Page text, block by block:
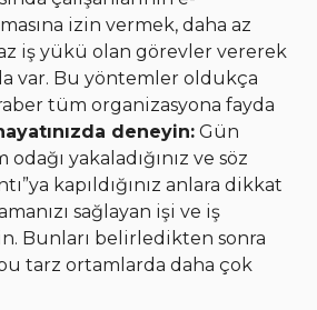
izin vermek, daha az
iş yükü olan görevler vererek
var. Bu yöntemler oldukça
tüm organizasyona fayda
deneyin: Gün
yakaladığınız ve söz
kapıldığınız anlara dikkat
sağlayan işi ve iş
Bunları belirledikten sonra
tarz ortamlarda daha çok